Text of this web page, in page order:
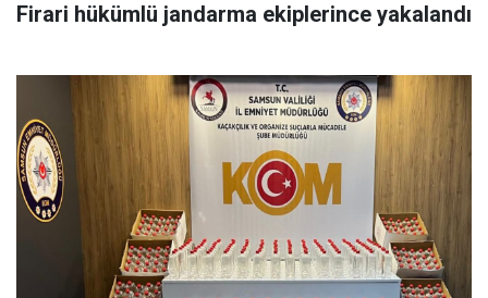
Firari hükümlü jandarma ekiplerince yakalandı